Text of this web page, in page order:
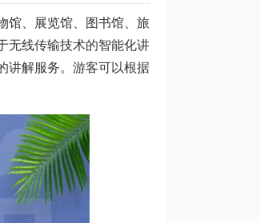
馆、展览馆、图书馆、旅
无线传输技术的智能化讲
讲解服务。游客可以根据